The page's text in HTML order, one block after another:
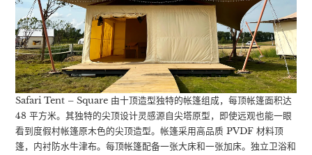
Safari Tent – Square 由十顶造型独特的帐篷组成，每顶帐篷面积达
48 平方米。其独特的尖顶设计灵感源自尖塔原型，即使远观也能一眼
看到度假村帐篷原木色的尖顶造型。帐篷采用高品质 PVDF 材料顶
篷，内衬防水牛津布。每顶帐篷配备一张大床和一张加床。独立卫浴和